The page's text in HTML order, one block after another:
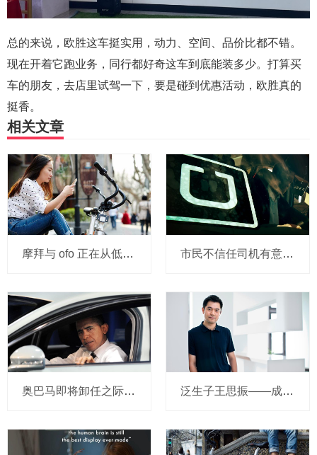
总的来说，欧胜这车挺实用，动力、空间、品价比都不错。
现在开着它跑业务，同行都好奇这车到底能装多少。打算买
车的朋友，去店里试驾一下，要是碰到优惠活动，欧胜真的
挺香。
相关文章
摩拜与 ofo 正在从低端出发颠覆滴滴？三家的机会与风险 市民不信任司机有意见，Uber的匹兹堡自动驾驶路试难度不小，路况也来捣乱
奥巴马即将卸任之际，要让无人驾驶汽车合法化？ 泛生子王思振——成立两年，融资数亿，基因检测如何帮助人类战胜癌症？